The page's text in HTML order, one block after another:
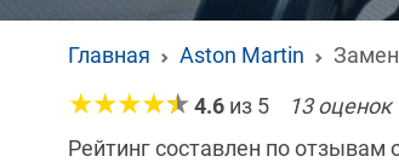
Главная Aston Martin
4.6 из 5 13оценок
Рейтинг составлен по отзывам